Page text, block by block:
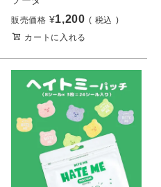
販売価格 ¥1,200
税込
カートに入れる